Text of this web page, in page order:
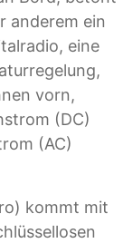
anderem ein
eine
vorn,
(DC)
(AC)
kommt mit